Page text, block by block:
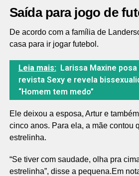
Saída para jogo de
De acordo com a família de
casa para ir jogar futebol.
Leia mais: Larissa Maxine posa
revista Sexy e revela
“Homem tem medo”
Ele deixou a esposa, Artur e
cinco anos. Para ela, a mãe contou
estrelinha.
“Se tiver com saudade, olha pra
estrelinha”, disse a pequena.Em